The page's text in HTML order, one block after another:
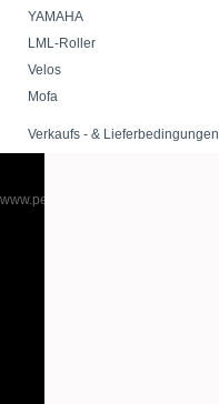
YAMAHA
LML-Roller
Velos
Mofa
Verkaufs - & Lieferbedingungen
www.peppershop.com